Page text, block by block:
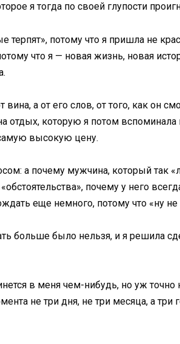
я тогда по своей глупости
потому что я пришла не
что я — новая жизнь, новая
а от его слов, от того, как он
отдых, которую я потом
высокую цену.
а почему мужчина, который так
почему у него
еще немного, потому что «ну не
больше было нельзя, и я решила
в меня чем-нибудь, но уж точно
не три дня, не три месяца, а три